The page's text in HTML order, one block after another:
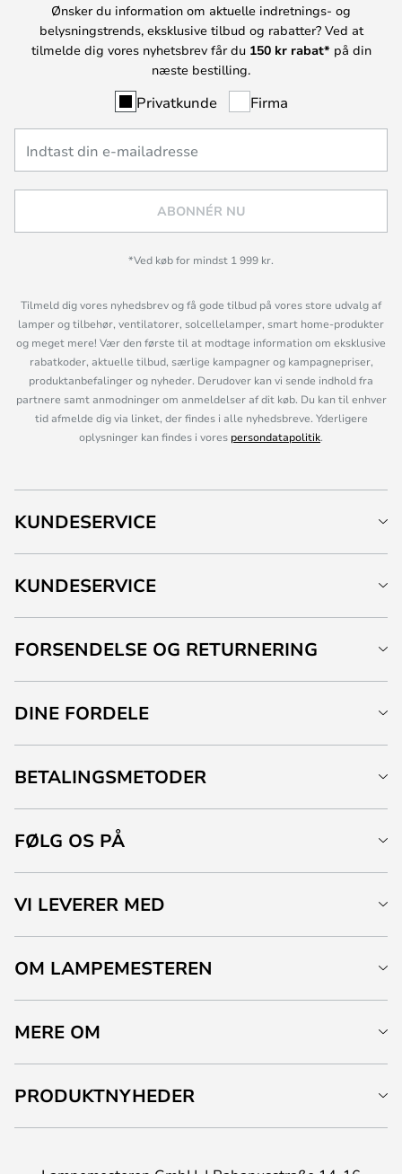
Ønsker du information om aktuelle indretnings- og
belysningstrends, eksklusive tilbud og rabatter? Ved at
tilmelde dig vores nyhetsbrev får du 150 kr rabat* på din
næste bestilling.
Privatkunde Firma
ABONNÉR NU
*Ved køb for mindst 1 999 kr.
Tilmeld dig vores nyhedsbrev og få gode tilbud på vores store udvalg af
lamper og tilbehør, ventilatorer, solcellelamper, smart home-produkter
og meget mere! Vær den første til at modtage information om eksklusive
rabatkoder, aktuelle tilbud, særlige kampagner og kampagnepriser,
produktanbefalinger og nyheder. Derudover kan vi sende indhold fra
partnere samt anmodninger om anmeldelser af dit køb. Du kan til enhver
tid afmelde dig via linket, der findes i alle nyhedsbreve. Yderligere
oplysninger kan findes i vores persondatapolitik.
KUNDESERVICE
KUNDESERVICE
FORSENDELSE OG RETURNERING
DINE FORDELE
BETALINGSMETODER
FØLG OS PÅ
VI LEVERER MED
OM LAMPEMESTEREN
MERE OM
PRODUKTNYHEDER